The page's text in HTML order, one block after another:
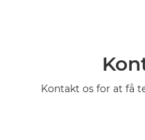
Kontakt os for at få